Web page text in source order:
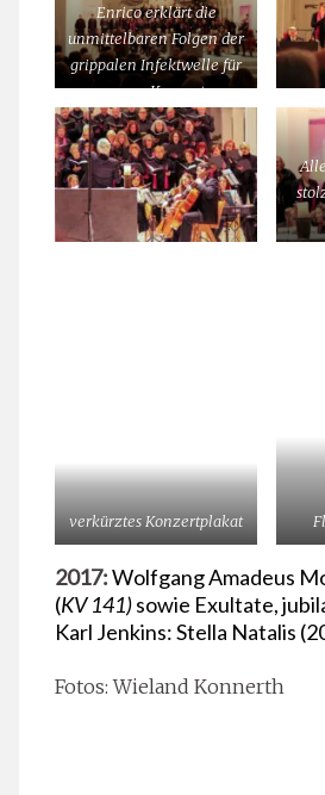
Enrico erklärt die
unmittelbaren Folgen der
grippalen Infektwelle für
unser Konzert
verkürztes Konzertplakat
2017:Wolfgang Amadeus
(KV 141)sowie Exultate,
Karl Jenkins: Stella Natalis
Fotos: Wieland Konnerth